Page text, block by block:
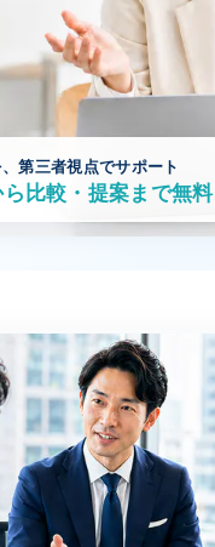
第三者視点でサポート
比較・提案まで無料